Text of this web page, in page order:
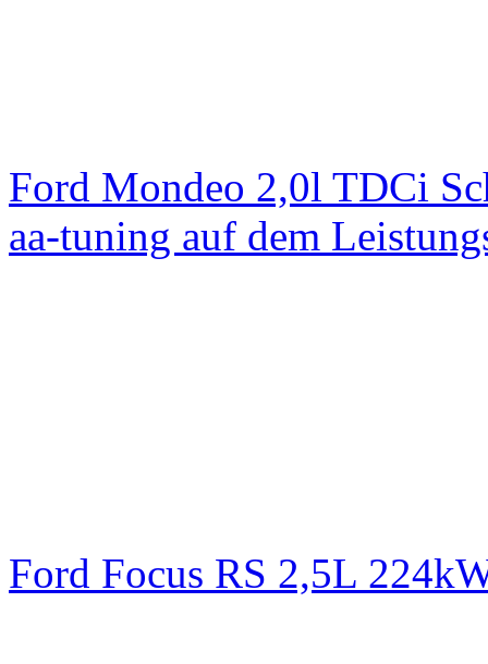
Ford Mondeo 2,0l TDCi
aa-tuning auf dem
Ford Focus RS 2,5L